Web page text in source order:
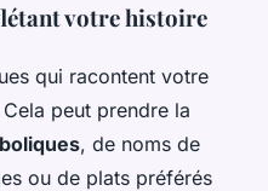
votre histoire
qui racontent votre
peut prendre la
, de noms de
ou de plats préférés